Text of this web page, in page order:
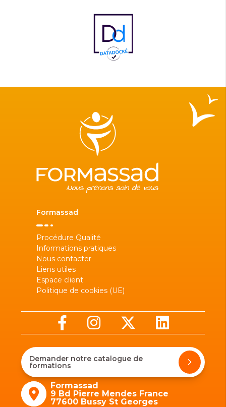
Formassad
Procédure Qualité
Informations pratiques
Nous contacter
Liens utiles
Espace client
Politique de cookies (UE)
Demander notre catalogue de
formations
Formassad
9 Bd Pierre Mendes France
77600 Bussy St Georges